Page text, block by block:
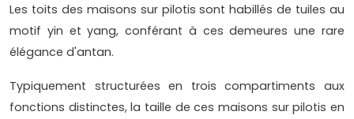
Les toits des maisons sur pilotis sont habillés de tuiles au
motif yin et yang, conférant à ces demeures une rare
élégance d'antan.
Typiquement structurées en trois compartiments aux
fonctions distinctes, la taille de ces maisons sur pilotis en